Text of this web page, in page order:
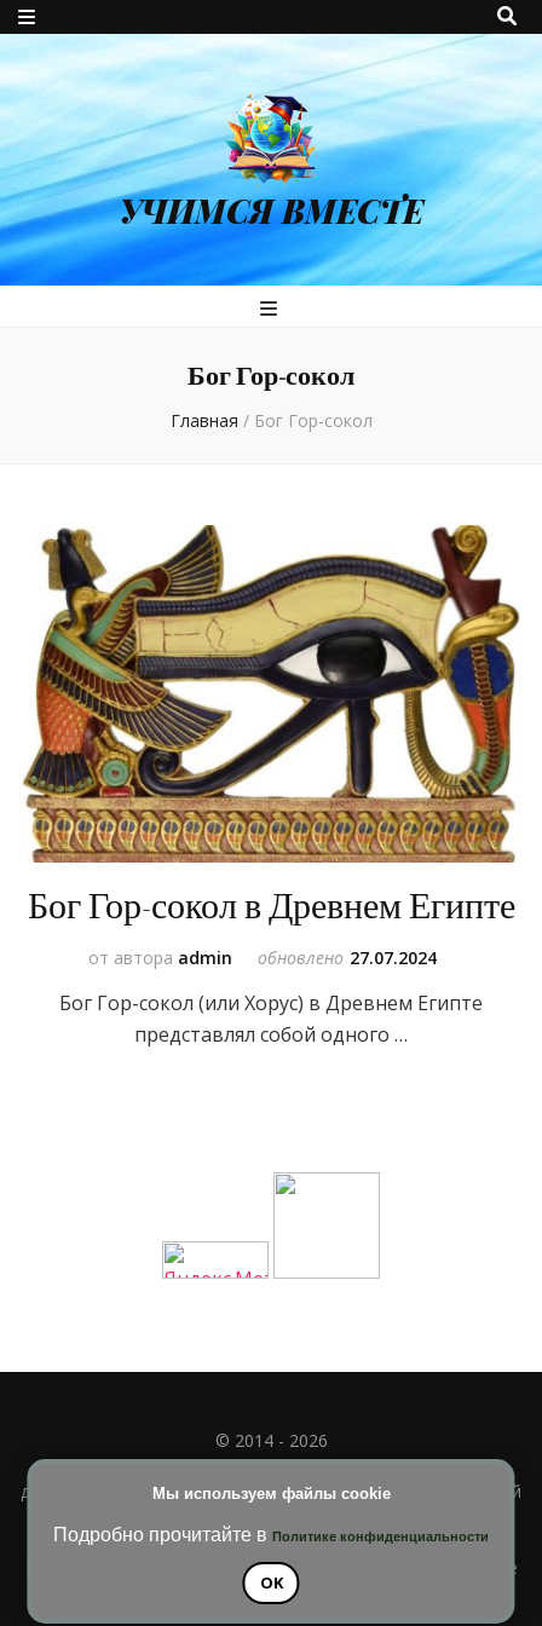
УЧИМСЯ ВМЕСТЕ
Бог Гор-сокол
Главная / Бог Гор-сокол
Бог Гор-сокол в Древнем Египте
от автора admin обновлено 27.07.2024
Бог Гор-сокол (или Хорус) в Древнем Египте
представлял собой одного …
Мы используем файлы cookie
Подробно прочитайте в Политике конфиденциальности
OK
© 2014 - 2026
Полное или частичное использование материала
допускается только при наличии активной и индексируемой
Blossom Diva | РазработанаТемы Blossom
. На платформе
WordPress